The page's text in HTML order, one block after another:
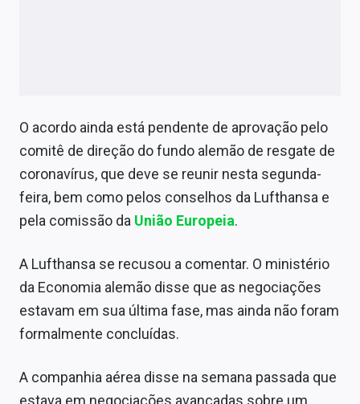
Expediente
Contato
O acordo ainda está pendente de aprovação pelo
comitê de direção do fundo alemão de resgate de
coronavírus, que deve se reunir nesta segunda-
feira, bem como pelos conselhos da Lufthansa e
pela comissão da União Europeia.
A Lufthansa se recusou a comentar. O ministério
da Economia alemão disse que as negociações
estavam em sua última fase, mas ainda não foram
formalmente concluídas.
A companhia aérea disse na semana passada que